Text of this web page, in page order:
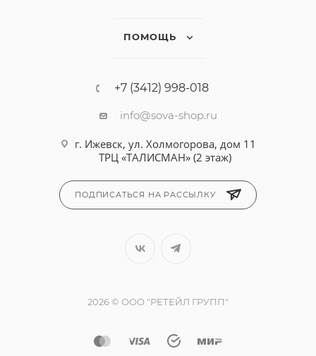
ПОМОЩЬ
+7 (3412) 998-018
info@sova-shop.ru
г. Ижевск, ул. Холмогорова, дом 11
ТРЦ «ТАЛИСМАН» (2 этаж)
ПОДПИСАТЬСЯ НА РАССЫЛКУ
2026 © ООО "РЕТЕЙЛ ГРУПП"